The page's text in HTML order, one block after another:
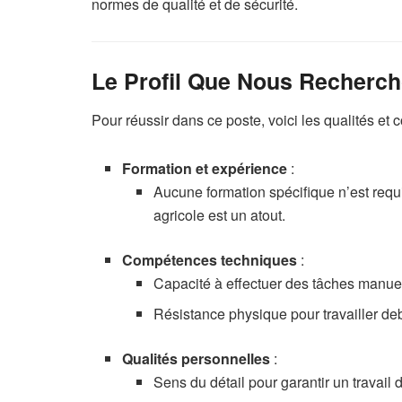
normes de qualité et de sécurité.
Le Profil Que Nous
Pour réussir dans ce poste, voici les qualités et
Formation et expérience :
Aucune formation spécifique n’est
agricole est un atout.
Compétences techniques :
Capacité à effectuer des tâches
Résistance physique pour travailler
Qualités personnelles :
Sens du détail pour garantir un travail